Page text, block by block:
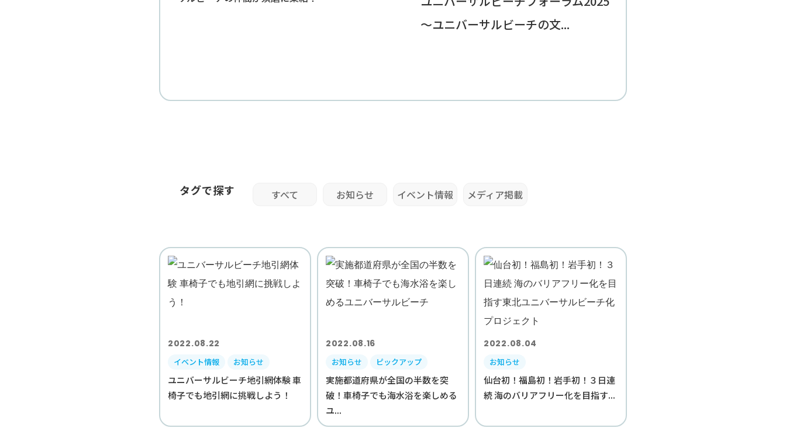
～ユニバーサルビーチの文...
タグで探す すべて お知らせ イベント情報 メディア掲載
2022.08.22
イベント情報 お知らせ
ユニバーサルビーチ地引網体験 車
椅子でも地引網に挑戦しよう！
2022.08.16
お知らせ ピックアップ
実施都道府県が全国の半数を突
破！車椅子でも海水浴を楽しめる
ユ...
2022.08.04
お知らせ
仙台初！福島初！岩手初！３日連
続 海のバリアフリー化を目指す...